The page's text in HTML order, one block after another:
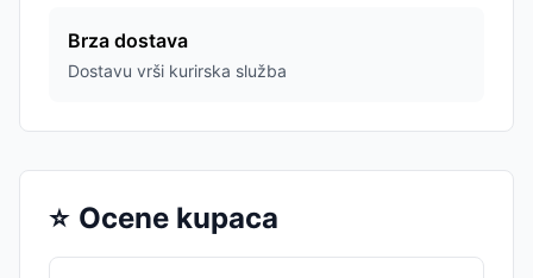
Brza dostava
Dostavu vrši kurirska služba
⭐ Ocene kupaca